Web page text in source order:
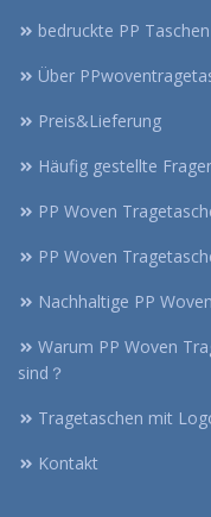
bedruckte PP Taschen
Über
Preis&Lieferung
Häufig gestellte
PP Woven
PP Woven
Nachhaltige PP
Warum PP Woven
sind？
Tragetaschen mit
Kontakt